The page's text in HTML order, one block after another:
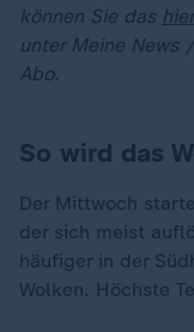
können Sie das hier
unter Meine News
Abo.
So wird das
Der Mittwoch
der sich meist
häufiger in der
Wolken. Höchste